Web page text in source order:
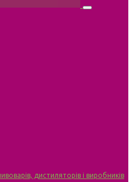
дистиляторів і виробників